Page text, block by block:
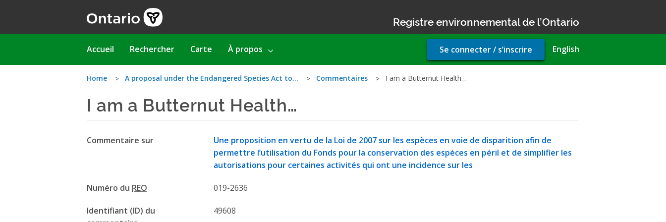
Registre environnemental de l’Ontario
Main
Accueil Rechercher Carte À propos English
User
account
Se connecter / s’inscrire
Vous
êtes
ici
Home A proposal under the Endangered Species Act to… Commentaires I am a Butternut Health…
I am a Butternut Health…
Commentaire sur
Une proposition en vertu de la Loi de 2007 sur les espèces en voie de disparition afin de
permettre l’utilisation du Fonds pour la conservation des espèces en péril et de simplifier les
autorisations pour certaines activités qui ont une incidence sur les
Numéro du REO 019-2636
Identifiant (ID) du
49608